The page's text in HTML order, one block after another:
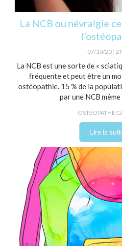
La NCB ou névralgie
07/10/20 2
La NCB est une sorte de «
fréquente et peut être un
ostéopathie. 15 % de la
par une NCB
OSTÉOPATHE
Lire la